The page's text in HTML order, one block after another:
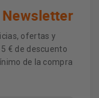
Newsletter
ofertas y
€ de descuento
de la compra